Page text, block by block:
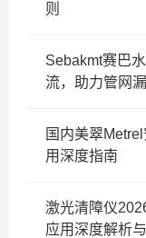
则
Sebakmt赛巴
流，助力管网
国内美翠
用深度指南
激光清障仪
应用深度解析